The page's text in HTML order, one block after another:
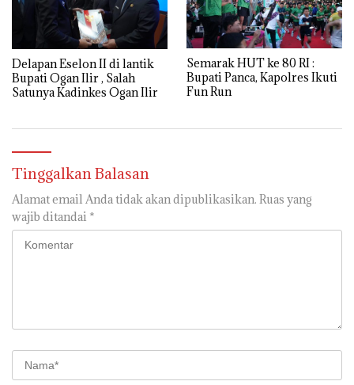
Delapan Eselon II di lantik
Bupati Ogan Ilir , Salah
Satunya Kadinkes Ogan Ilir
Semarak HUT ke 80 RI :
Bupati Panca, Kapolres Ikuti
Fun Run
Tinggalkan Balasan
Alamat email Anda tidak akan dipublikasikan. Ruas yang
wajib ditandai *